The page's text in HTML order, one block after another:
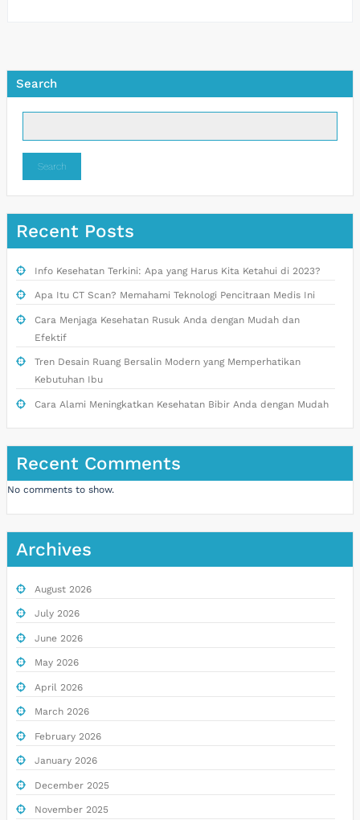
Search
Search
Recent Posts
Info Kesehatan Terkini: Apa yang Harus Kita Ketahui di 2023?
Apa Itu CT Scan? Memahami Teknologi Pencitraan Medis Ini
Cara Menjaga Kesehatan Rusuk Anda dengan Mudah dan
Efektif
Tren Desain Ruang Bersalin Modern yang Memperhatikan
Kebutuhan Ibu
Cara Alami Meningkatkan Kesehatan Bibir Anda dengan Mudah
Recent Comments
No comments to show.
Archives
August 2026
July 2026
June 2026
May 2026
April 2026
March 2026
February 2026
January 2026
December 2025
November 2025